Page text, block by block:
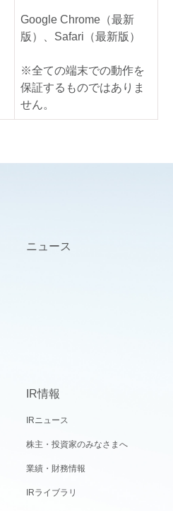
Google Chrome（最新
版）、Safari（最新版）
※全ての端末での動作を
保証するものではありま
せん。
ニュース
IR情報
IRニュース
株主・投資家のみなさまへ
業績・財務情報
IRライブラリ